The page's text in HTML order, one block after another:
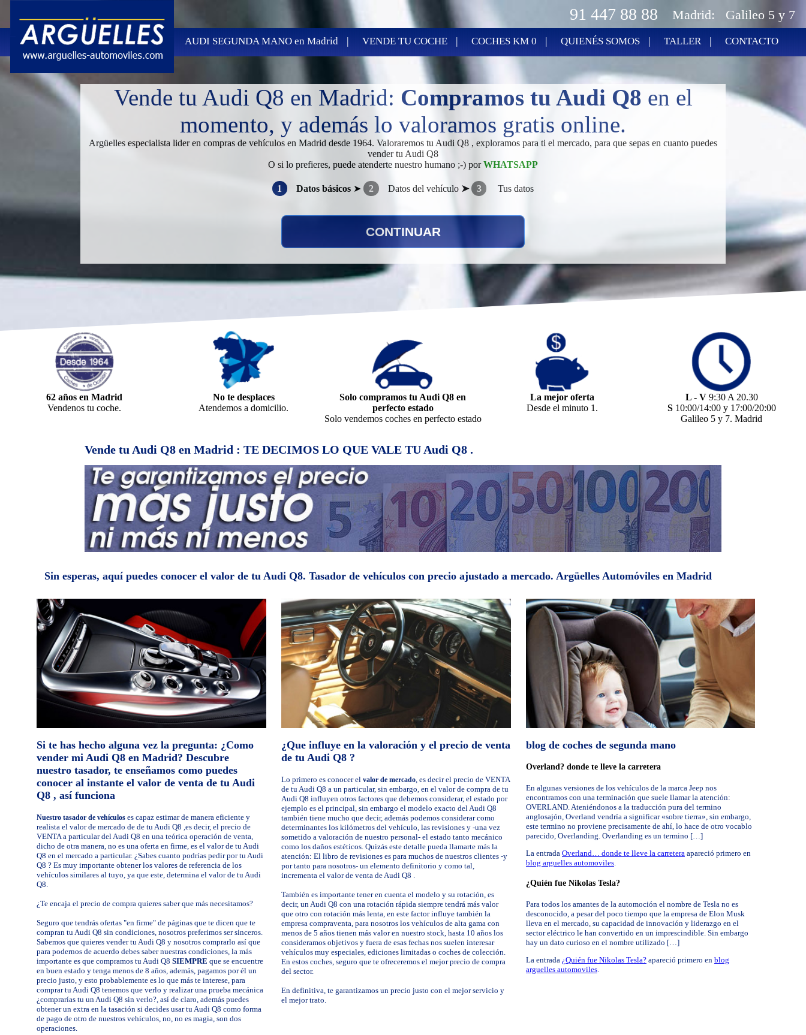
Galileo 5 y 7
Madrid:
91 447 88 88
AUDI SEGUNDA MANO en Madrid | VENDE TU COCHE | COCHES KM 0 | QUIENÉS SOMOS | TALLER | CONTACTO
Vende tu Audi Q8 en Madrid: Compramos tu Audi Q8 en el
momento, y además lo valoramos gratis online.
Argüelles especialista lider en compras de vehículos en Madrid desde 1964. Valoraremos tu Audi Q8 , exploramos para ti el mercado, para que sepas en cuanto puedes
vender tu Audi Q8
O si lo prefieres, puede atenderte nuestro humano ;-) porWHATSAPP
1 Datos básicos ➤ 2 Datos del vehículo ➤ 3 Tus datos
62 años en Madrid
Vendenos tu coche.
No te desplaces
Atendemos a domicilio.
Solo compramos tu Audi Q8 en
perfecto estado
Solo vendemos coches en perfecto estado
La mejor oferta
Desde el minuto 1.
L - V 9:30 A 20.30
S 10:00/14:00 y 17:00/20:00
Galileo 5 y 7. Madrid
Vende tu Audi Q8 en Madrid : TE DECIMOS LO QUE VALE TU Audi Q8 .
Sin esperas, aquí puedes conocer el valor de tu Audi Q8. Tasador de vehículos con precio ajustado a mercado. Argüelles Automóviles en Madrid
Si te has hecho alguna vez la pregunta: ¿Como
vender mi Audi Q8 en Madrid? Descubre
nuestro tasador, te enseñamos como puedes
conocer al instante el valor de venta de tu Audi
Q8 , así funciona
Nuestro tasador de vehículoses capaz estimar de manera eficiente y
realista el valor de mercado de de tu Audi Q8 ,es decir, el precio de
VENTA a particular del Audi Q8 en una teórica operación de venta,
dicho de otra manera, no es una oferta en firme, es el valor de tu Audi
Q8 en el mercado a particular. ¿Sabes cuanto podrías pedir por tu Audi
Q8 ? Es muy importante obtener los valores de referencia de los
vehículos similares al tuyo, ya que este, determina el valor de tu Audi
Q8.
¿Te encaja el precio de compra quieres saber que más necesitamos?
Seguro que tendrás ofertas "en firme" de páginas que te dicen que te
compran tu Audi Q8 sin condiciones, nosotros preferimos ser sinceros.
Sabemos que quieres vender tu Audi Q8 y nosotros comprarlo así que
para podernos de acuerdo debes saber nuestras condiciones, la más
importante es que compramos tu Audi Q8SIEMPRE que se encuentre
en buen estado y tenga menos de 8 años, además, pagamos por él un
precio justo, y esto probablemente es lo que más te interese, para
comprar tu Audi Q8 tenemos que verlo y realizar una prueba mecánica
¿comprarías tu un Audi Q8 sin verlo?, así de claro, además puedes
obtener un extra en la tasación si decides usar tu Audi Q8 como forma
de pago de otro de nuestros vehículos, no, no es magia, son dos
operaciones.
¿Que influye en la valoración y el precio de venta
de tu Audi Q8 ?
Lo primero es conocer elvalor de mercado , es decir el precio de VENTA
de tu Audi Q8 a un particular, sin embargo, en el valor de compra de tu
Audi Q8 influyen otros factores que debemos considerar, el estado por
ejemplo es el principal, sin embargo el modelo exacto del Audi Q8
también tiene mucho que decir, además podemos considerar como
determinantes los kilómetros del vehículo, las revisiones y -una vez
sometido a valoración de nuestro personal- el estado tanto mecánico
como los daños estéticos. Quizás este detalle pueda llamarte más la
atención: El libro de revisiones es para muchos de nuestros clientes -y
por tanto para nosotros- un elemento definitorio y como tal,
incrementa el valor de venta de Audi Q8 .
También es importante tener en cuenta el modelo y su rotación, es
decir, un Audi Q8 con una rotación rápida siempre tendrá más valor
que otro con rotación más lenta, en este factor influye también la
empresa compraventa, para nosotros los vehículos de alta gama con
menos de 5 años tienen más valor en nuestro stock, hasta 10 años los
consideramos objetivos y fuera de esas fechas nos suelen interesar
vehículos muy especiales, ediciones limitadas o coches de colección.
En estos coches, seguro que te ofreceremos el mejor precio de compra
del sector.
En definitiva, te garantizamos un precio justo con el mejor servicio y
el mejor trato.
blog de coches de segunda mano
Overland? donde te lleve la carretera
En algunas versiones de los vehículos de la marca Jeep nos
encontramos con una terminación que suele llamar la atención:
OVERLAND. Ateniéndonos a la traducción pura del termino
anglosajón, Overland vendría a significar «sobre tierra», sin embargo,
este termino no proviene precisamente de ahí, lo hace de otro vocablo
parecido, Overlanding. Overlanding es un termino […]
La entrada Overland… donde te lleve la carretera apareció primero en
blog arguelles automoviles.
¿Quién fue Nikolas Tesla?
Para todos los amantes de la automoción el nombre de Tesla no es
desconocido, a pesar del poco tiempo que la empresa de Elon Musk
lleva en el mercado, su capacidad de innovación y liderazgo en el
sector eléctrico le han convertido en un imprescindible. Sin embargo
hay un dato curioso en el nombre utilizado […]
La entrada ¿Quién fue Nikolas Tesla?apareció primero en blog
arguelles automoviles.